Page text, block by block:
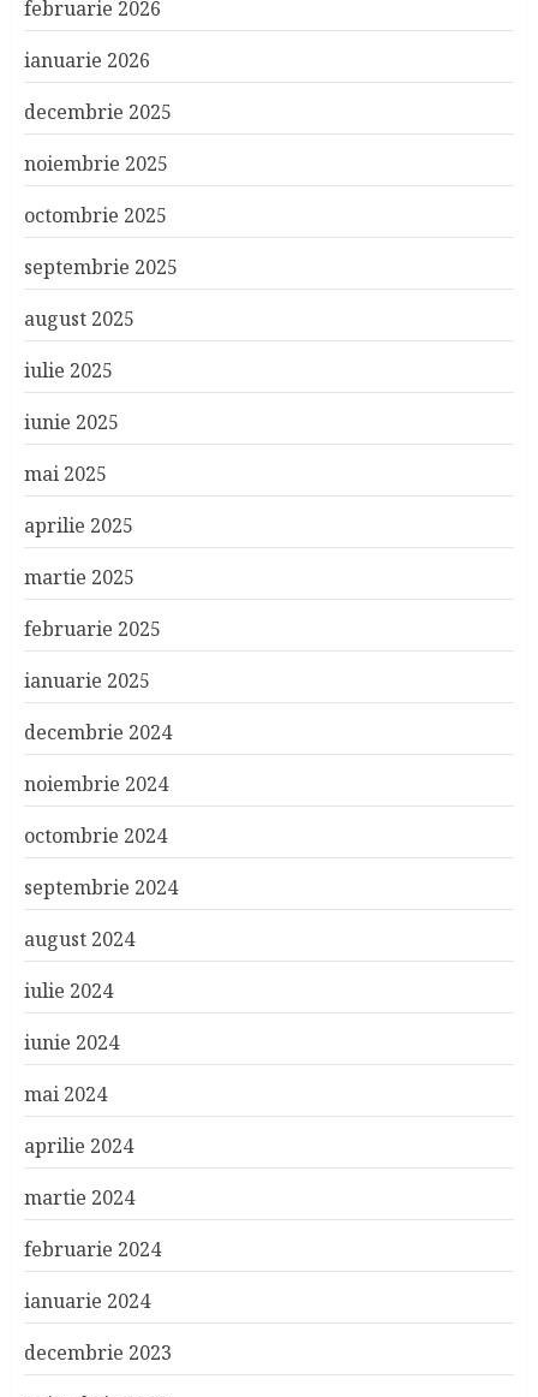
februarie 2026
ianuarie 2026
decembrie 2025
noiembrie 2025
octombrie 2025
septembrie 2025
august 2025
iulie 2025
iunie 2025
mai 2025
aprilie 2025
martie 2025
februarie 2025
ianuarie 2025
decembrie 2024
noiembrie 2024
octombrie 2024
septembrie 2024
august 2024
iulie 2024
iunie 2024
mai 2024
aprilie 2024
martie 2024
februarie 2024
ianuarie 2024
decembrie 2023